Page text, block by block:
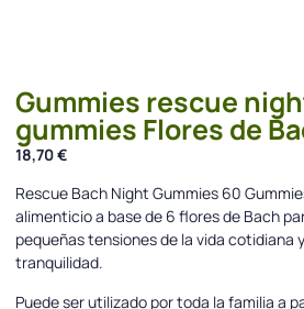
Gummies rescue
gummies Flores de
18,70€
Rescue Bach Night Gummies 60
alimenticio a base de 6 flores de Bach
pequeñas tensiones de la vida cotidiana
tranquilidad.
Puede ser utilizado por toda la familia a